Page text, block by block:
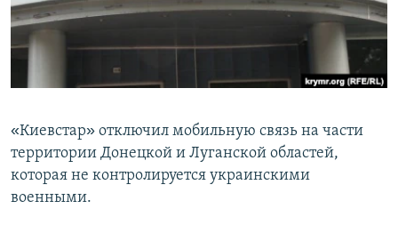
ПОБЕДИТЕЛЕЙ НЕ СУДЯТ?
КРЫМ.НЕПОКОРЕННЫЙ
ПРИСОЕДИНЯЙТЕСЬ!
Все сайты RFE/RL
«Киевстар» отключил мобильную связь на части
территории Донецкой и Луганской областей,
которая не контролируется украинскими
военными.